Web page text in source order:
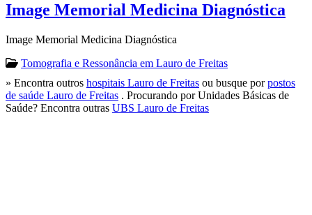
Image Memorial Medicina Diagnóstica
Image Memorial Medicina Diagnóstica
Tomografia e Ressonância em Lauro de Freitas
» Encontra outros hospitais Lauro de Freitas ou busque porpostos
de saúde Lauro de Freitas . Procurando por Unidades Básicas de
Saúde? Encontra outras UBS Lauro de Freitas